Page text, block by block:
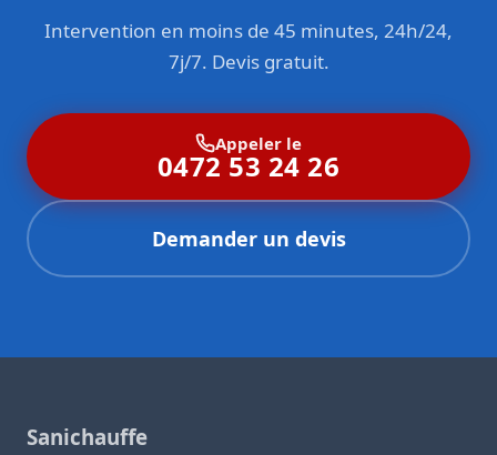
Intervention en moins de 45 minutes, 24h/24,
7j/7. Devis gratuit.
Appeler le
0472 53 24 26
Demander un devis
Sanichauffe